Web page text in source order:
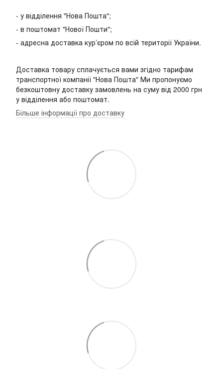
- у відділення "Нова Пошта";
- в поштомат "Нової Пошти";
- адресна доставка кур’єром по всій території України.
Доставка товару сплачується вами згідно тарифам
транспортної компанії "Нова Пошта" Ми пропонуємо
безкоштовну доставку замовлень на суму від 2000 грн
у відділення або поштомат.
Більше інформації про доставку